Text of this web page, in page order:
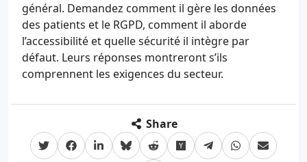
général. Demandez comment il gère les données
des patients et le RGPD, comment il aborde
l’accessibilité et quelle sécurité il intègre par
défaut. Leurs réponses montreront s’ils
comprennent les exigences du secteur.
Share